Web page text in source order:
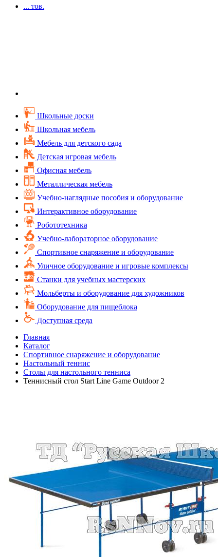
... тов.
Школьные доски
Школьная мебель
Мебель для детского сада
Детская игровая мебель
Офисная мебель
Металлическая мебель
Учебно-наглядные пособия и оборудование
Интерактивное оборудование
Робототехника
Учебно-лабораторное оборудование
Спортивное снаряжение и оборудование
Уличное оборудование и игровые комплексы
Cтанки для учебных мастерских
Мольберты и оборудование для художников
Оборудование для пищеблока
Доступная среда
Главная
Каталог
Спортивное снаряжение и оборудование
Настольный теннис
Столы для настольного тенниса
Теннисный стол Start Line Game Outdoor 2